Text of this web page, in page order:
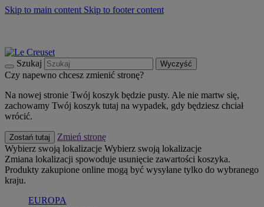
Skip to main content Skip to footer content
Szukaj Wyczyść
Czy napewno chcesz zmienić stronę?
Na nowej stronie Twój koszyk będzie pusty. Ale nie martw się,
zachowamy Twój koszyk tutaj na wypadek, gdy będziesz chciał
wrócić.
Zostań tutaj
Zmień stronę
Wybierz swoją lokalizacje Wybierz swoją lokalizacje
Zmiana lokalizacji spowoduje usunięcie zawartości koszyka.
Produkty zakupione online mogą być wysyłane tylko do wybranego
kraju.
EUROPA